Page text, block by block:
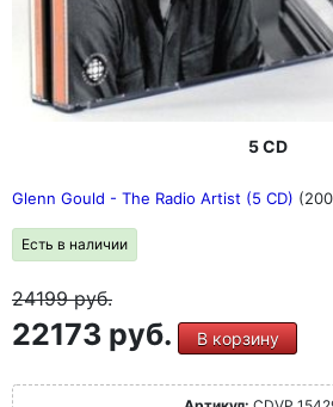
5 CD
Glenn Gould - The Radio Artist (5 CD)
Есть в наличии
24199руб.
22173 руб. В корзину